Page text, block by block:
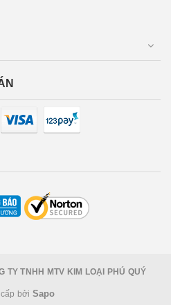
TY TNHH MTV KIM LOẠI PHÚ QUÝ
bởi Sapo